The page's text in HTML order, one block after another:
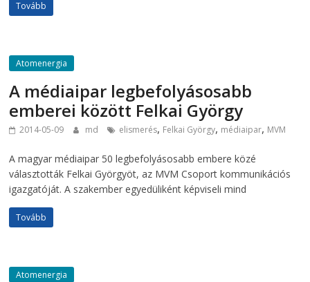
Tovább
Atomenergia
A médiaipar legbefolyásosabb
emberei között Felkai György
2014-05-09 md elismerés, Felkai György, médiaipar, MVM
A magyar médiaipar 50 legbefolyásosabb embere közé
választották Felkai Györgyöt, az MVM Csoport kommunikációs
igazgatóját. A szakember egyedüliként képviseli mind
Tovább
Atomenergia